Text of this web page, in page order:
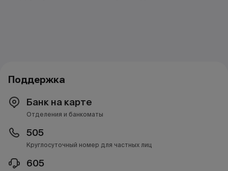
Поддержка
Банк на карте
Отделения и банкоматы
505
Круглосуточный номер для частных лиц
605